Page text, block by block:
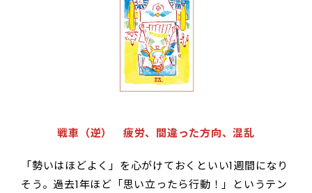
戦車（逆） 疲労、間違った方向、混乱
「勢いはほどよく」を心がけておくといい1週間になり
そう。過去1年ほど「思い立ったら行動！」というテン